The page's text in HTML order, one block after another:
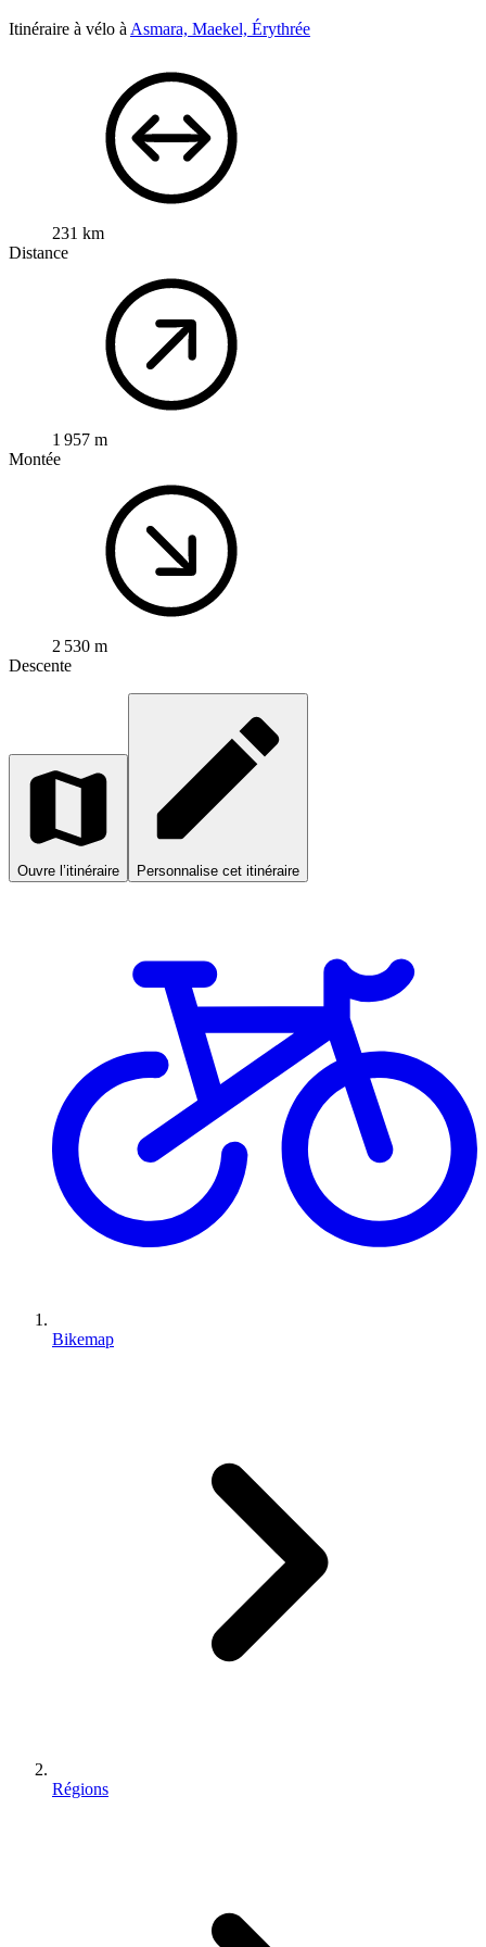
Itinéraire à vélo à Asmara, Maekel, Érythrée
231 km
Distance
1 957 m
Montée
2 530 m
Descente
Ouvre l’itinéraire Personnalise cet itinéraire
Bikemap
Régions